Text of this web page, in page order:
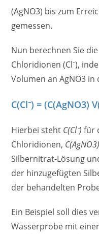
(AgNO3) bis zum
gemessen.
Nun berechnen Sie
Chloridionen (Cl⁻),
Volumen an AgNO3
C(Cl⁻) = (C(AgNO3)
Hierbei steht C(Cl⁻) für
Chloridionen, C(AgNO3)
Silbernitrat-Lösung
der hinzugefügten
der behandelten
Ein Beispiel soll dies
Wasserprobe mit